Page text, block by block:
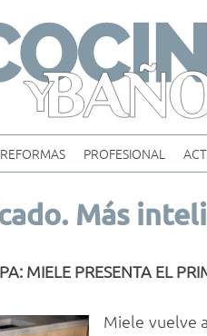
content
REFORMAS PROFESIONAL
Más
MIELE PRESENTA EL
Miele vuelve